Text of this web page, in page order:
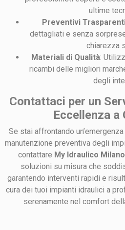
ultime
Preventivi
dettagliati e senza
chiarezza
Materiali di Qualità:
ricambi delle migliori
degli
Contattaci per un
Eccellenza a
Se stai affrontando
manutenzione preventiva degli
contattare My Idraulico Milano
soluzioni su misura che
garantendo interventi rapidi e
cura dei tuoi impianti idraulici a
serenamente nel comfort